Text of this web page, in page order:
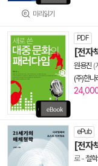
미리읽기
PDF
[전자
원용진 (
(주)한나
ePub
[전자
로-철